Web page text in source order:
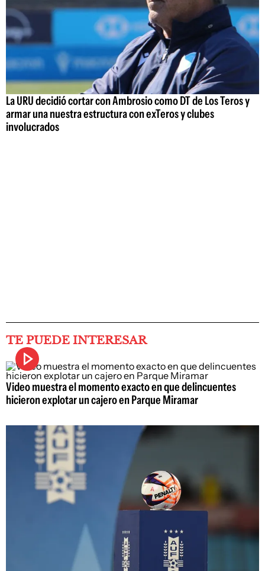
La URU decidió cortar con Ambrosio como DT de Los Teros y
armar una nuestra estructura con exTeros y clubes
involucrados
TE PUEDE INTERESAR
Video muestra el momento exacto en que delincuentes
hicieron explotar un cajero en Parque Miramar